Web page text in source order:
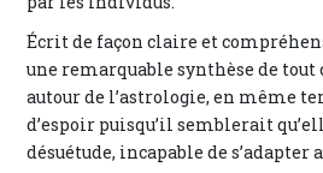
Écrit de façon claire et
une remarquable synthèse de tout
autour de l’astrologie, en même
d’espoir puisqu’il semblerait
désuétude, incapable de